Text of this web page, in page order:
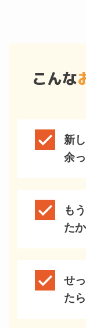
こんな
新
余
も
た
せ
た